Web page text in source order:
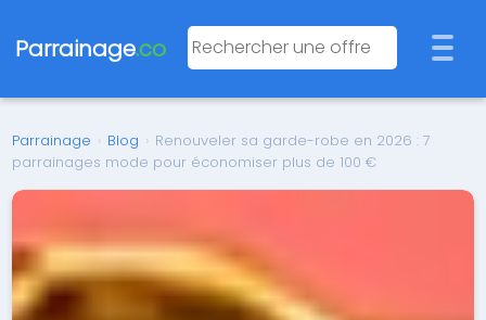
Parrainage.co
Parrainage › Blog › Renouveler sa garde-robe en 2026 : 7
parrainages mode pour économiser plus de 100 €